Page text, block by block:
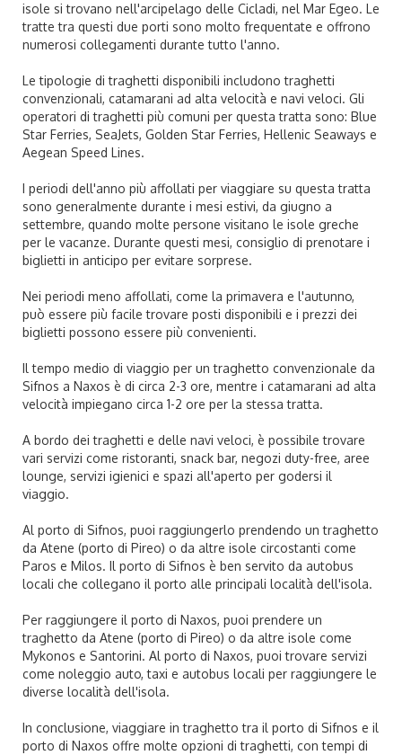
isole si trovano nell'arcipelago delle Cicladi, nel Mar Egeo. Le
tratte tra questi due porti sono molto frequentate e offrono
numerosi collegamenti durante tutto l'anno.
Le tipologie di traghetti disponibili includono traghetti
convenzionali, catamarani ad alta velocità e navi veloci. Gli
operatori di traghetti più comuni per questa tratta sono: Blue
Star Ferries, SeaJets, Golden Star Ferries, Hellenic Seaways e
Aegean Speed Lines.
I periodi dell'anno più affollati per viaggiare su questa tratta
sono generalmente durante i mesi estivi, da giugno a
settembre, quando molte persone visitano le isole greche
per le vacanze. Durante questi mesi, consiglio di prenotare i
biglietti in anticipo per evitare sorprese.
Nei periodi meno affollati, come la primavera e l'autunno,
può essere più facile trovare posti disponibili e i prezzi dei
biglietti possono essere più convenienti.
Il tempo medio di viaggio per un traghetto convenzionale da
Sifnos a Naxos è di circa 2-3 ore, mentre i catamarani ad alta
velocità impiegano circa 1-2 ore per la stessa tratta.
A bordo dei traghetti e delle navi veloci, è possibile trovare
vari servizi come ristoranti, snack bar, negozi duty-free, aree
lounge, servizi igienici e spazi all'aperto per godersi il
viaggio.
Al porto di Sifnos, puoi raggiungerlo prendendo un traghetto
da Atene (porto di Pireo) o da altre isole circostanti come
Paros e Milos. Il porto di Sifnos è ben servito da autobus
locali che collegano il porto alle principali località dell'isola.
Per raggiungere il porto di Naxos, puoi prendere un
traghetto da Atene (porto di Pireo) o da altre isole come
Mykonos e Santorini. Al porto di Naxos, puoi trovare servizi
come noleggio auto, taxi e autobus locali per raggiungere le
diverse località dell'isola.
In conclusione, viaggiare in traghetto tra il porto di Sifnos e il
porto di Naxos offre molte opzioni di traghetti, con tempi di